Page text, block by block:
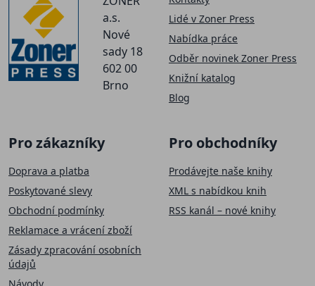
a.s.
Nové
sady 18
602 00
Brno
Lidé v Zoner Press
Nabídka práce
Odběr novinek Zoner Press
Knižní katalog
Blog
Pro zákazníky
Doprava a platba
Poskytované slevy
Obchodní podmínky
Reklamace a vrácení zboží
Zásady zpracování osobních
údajů
Návody
Pro obchodníky
Prodávejte naše knihy
XML s nabídkou knih
RSS kanál – nové knihy